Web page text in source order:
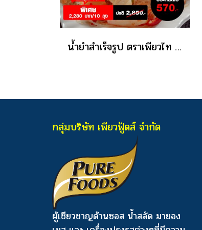
น้ำยำสำเร็จรูป ตราเพียวไท ขนาด 850 กรัม ราคาส่ง
กลุ่มบริษัท เพียวฟู้ดส์ จำกัด
ผู้เชียวชาญด้านซอส น้ำสลัด มายอง